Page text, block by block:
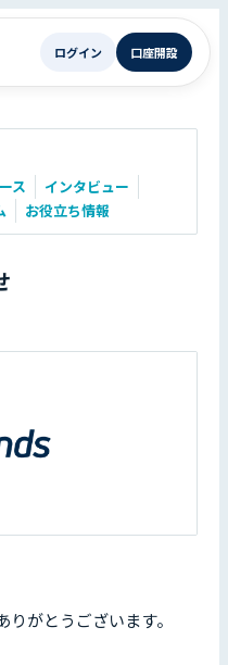
ログイン 口座開設
ス
インタビュー
お役立ち情報
がとうございます。